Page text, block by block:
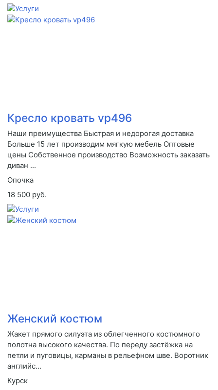
Кресло кровать vp496
Наши преимущества Быстрая и недорогая доставка
Больше 15 лет производим мягкую мебель Оптовые
цены Собственное производство Возможность заказать
диван ...
Опочка
18 500 руб.
Женский костюм
Жакет прямого силуэта из облегченного костюмного
полотна высокого качества. По переду застёжка на
петли и пуговицы, карманы в рельефном шве. Воротник
английс...
Курск